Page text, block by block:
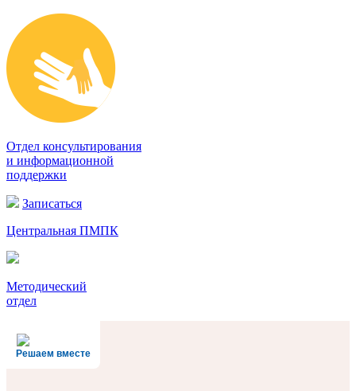
Отдел консультирования
и информационной
поддержки
Записаться
Центральная ПМПК
Методический
отдел
Решаем вместе